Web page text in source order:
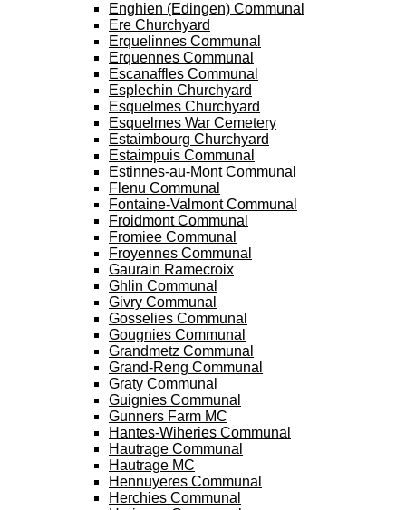
Enghien (Edingen) Communal
Ere Churchyard
Erquelinnes Communal
Erquennes Communal
Escanaffles Communal
Esplechin Churchyard
Esquelmes Churchyard
Esquelmes War Cemetery
Estaimbourg Churchyard
Estaimpuis Communal
Estinnes-au-Mont Communal
Flenu Communal
Fontaine-Valmont Communal
Froidmont Communal
Fromiee Communal
Froyennes Communal
Gaurain Ramecroix
Ghlin Communal
Givry Communal
Gosselies Communal
Gougnies Communal
Grandmetz Communal
Grand-Reng Communal
Graty Communal
Guignies Communal
Gunners Farm MC
Hantes-Wiheries Communal
Hautrage Communal
Hautrage MC
Hennuyeres Communal
Herchies Communal